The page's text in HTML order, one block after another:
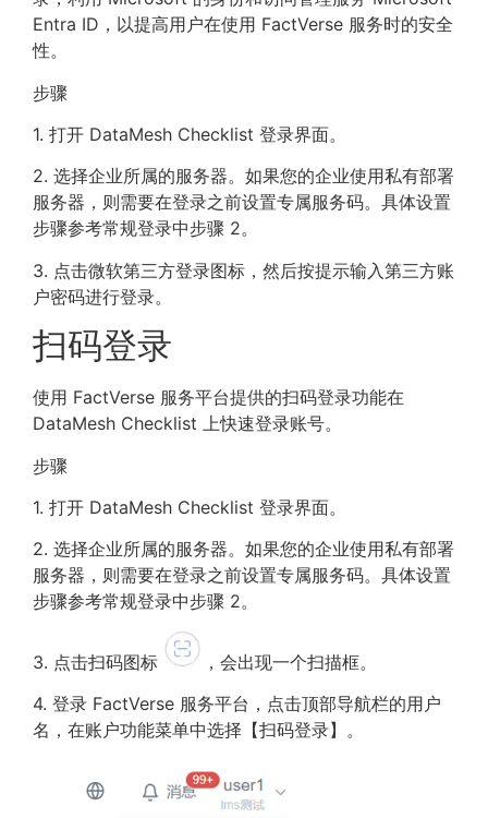
Entra ID，以提高用户在使用 FactVerse 服务时的安全
性。
步骤
1. 打开 DataMesh Checklist 登录界面。
2. 选择企业所属的服务器。如果您的企业使用私有部署
服务器，则需要在登录之前设置专属服务码。具体设置
步骤参考常规登录中步骤 2。
3. 点击微软第三方登录图标，然后按提示输入第三方账
户密码进行登录。
扫码登录
使用 FactVerse 服务平台提供的扫码登录功能在
DataMesh Checklist 上快速登录账号。
步骤
1. 打开 DataMesh Checklist 登录界面。
2. 选择企业所属的服务器。如果您的企业使用私有部署
服务器，则需要在登录之前设置专属服务码。具体设置
步骤参考常规登录中步骤 2。
3. 点击扫码图标
，会出现一个扫描框。
4. 登录 FactVerse 服务平台，点击顶部导航栏的用户
名，在账户功能菜单中选择【扫码登录】。